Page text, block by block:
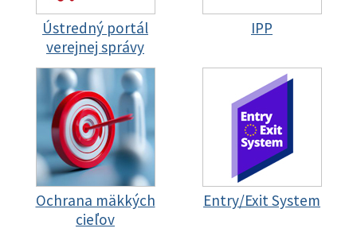
Ústredný portál
verejnej správy
IPP
Ochrana mäkkých
cieľov
Entry/Exit System